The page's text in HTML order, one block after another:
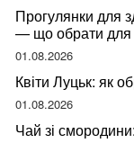
Прогулянки для
— що обрати для
01.08.2026
Квіти Луцьк: як
01.08.2026
Чай зі